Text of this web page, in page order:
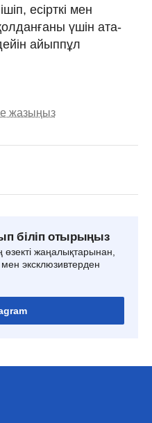
есірткі мен
үшін ата-
айыппұл
жазыңыз
біліп отырыңыз
жаңалықтарынан,
эксклюзивтерден